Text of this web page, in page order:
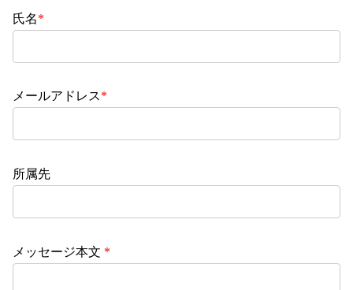
氏名*
メールアドレス*
所属先
メッセージ本文 *